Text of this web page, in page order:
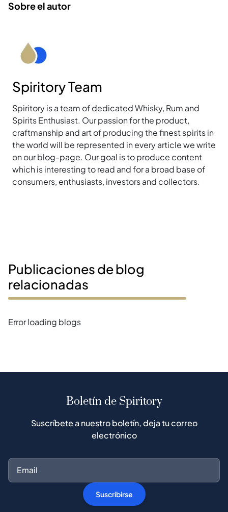
Sobre el autor
Spiritory Team
Spiritory is a team of dedicated Whisky, Rum and
Spirits Enthusiast. Our passion for the product,
craftmanship and art of producing the finest spirits in
the world will be represented in every article we write
on our blog-page. Our goal is to produce content
which is interesting to read and for a broad base of
consumers, enthusiasts, investors and collectors.
Publicaciones de blog
relacionadas
Error loading blogs
Boletín de Spiritory
Suscríbete a nuestro boletín, deja tu correo
electrónico
Suscribirse